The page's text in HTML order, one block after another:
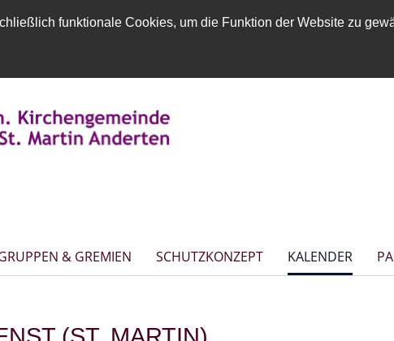
funktionale Cookies, um die Funktion der Website zu
& GREMIEN SCHUTZKONZEPT KALENDER